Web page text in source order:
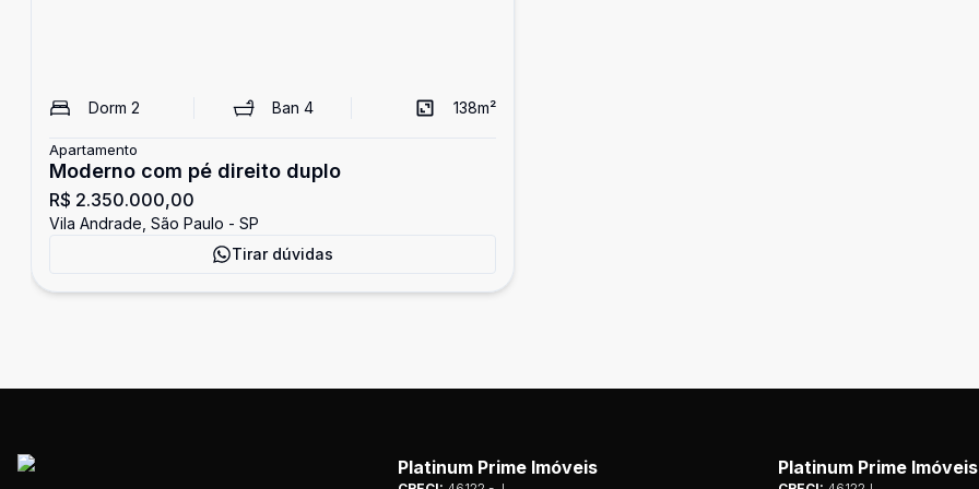
Dorm 2 Ban 4 138m²
Apartamento
Moderno com pé direito duplo
R$ 2.350.000,00
Vila Andrade, São Paulo - SP
Tirar dúvidas
Platinum Prime Imóveis Platinum Prime Imóveis